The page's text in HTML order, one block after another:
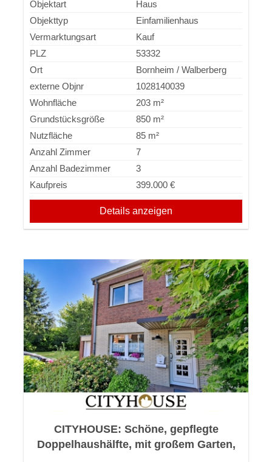
Wohnmobil
Objektart
Haus
Objekttyp
Einfamilienhaus
Vermarktungsart
Kauf
PLZ
53332
Ort
Bornheim / Walberberg
externe Objnr
1028140039
Wohnfläche
203 m²
Grundstücksgröße
850 m²
Nutzfläche
85 m²
Anzahl Zimmer
7
Anzahl Badezimmer
3
Kaufpreis
399.000 €
Details anzeigen
CITYHOUSE: Schöne, gepflegte
Doppelhaushälfte, mit großem Garten,